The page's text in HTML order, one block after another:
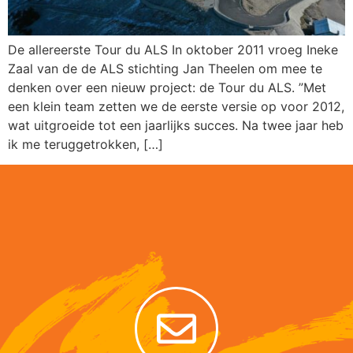
De allereerste Tour du ALS In oktober 2011 vroeg Ineke
Zaal van de de ALS stichting Jan Theelen om mee te
denken over een nieuw project: de Tour du ALS. ”Met
een klein team zetten we de eerste versie op voor 2012,
wat uitgroeide tot een jaarlijks succes. Na twee jaar heb
ik me teruggetrokken, […]